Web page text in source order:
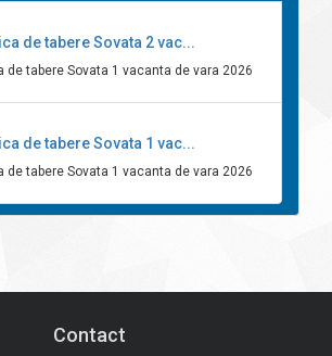
de tabere Sovata 2 vac...
de tabere Sovata 1 vacanta de vara 2026
de tabere Sovata 1 vac...
de tabere Sovata 1 vacanta de vara 2026
Contact